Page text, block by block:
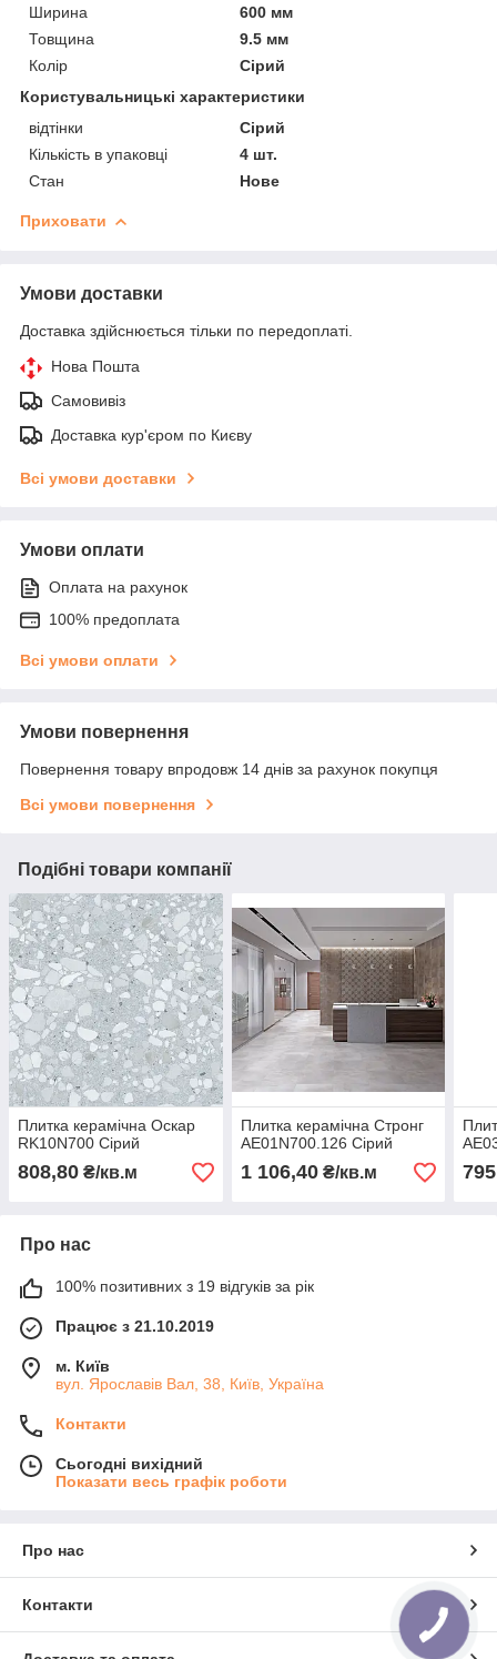
Ширина
600 мм
Товщина
9.5 мм
Колір
Сірий
Користувальницькі характеристики
відтінки
Сірий
Кількість в упаковці
4 шт.
Стан
Нове
Приховати
Умови доставки
Доставка здійснюється тільки по передоплаті.
Нова Пошта
Самовивіз
Доставка кур'єром по Києву
Всі умови доставки
Умови оплати
Оплата на рахунок
100% предоплата
Всі умови оплати
Умови повернення
Повернення товару впродовж 14 днів за рахунок покупця
Всі умови повернення
Подібні товари компанії
Плитка керамічна Оскар
RK10N700 Сірий
808,80 ₴/кв.м
Плитка керамічна Стронг
АЕ01N700.126 Сірий
1 106,40₴/кв.м 795
Про нас
100% позитивних з 19 відгуків за рік
Працює з 21.10.2019
м. Київ
вул. Ярославів Вал, 38, Київ, Україна
Контакти
Сьогодні вихідний
Показати весь графік роботи
Про нас
Контакти